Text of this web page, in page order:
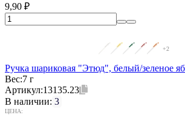
9,90 ₽
+2
Ручка шариковая "Этюд", белый/зеленое
Вес:7 г
Артикул:13135.23
В наличии: 3
ЦЕНА: